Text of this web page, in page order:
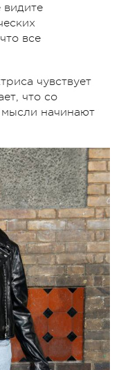
видите
все
чувствует
что со
мысли начинают